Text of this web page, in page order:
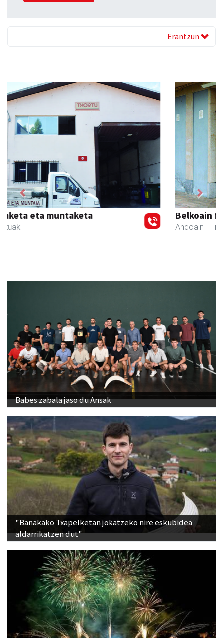
Erantzun
Belkoain fisioterapia zerbitzua
Andoain
Previous Next
Babes zabala jaso du Ansak
"Banakako Txapelketan jokatzeko nire eskubidea
aldarrikatzen dut"